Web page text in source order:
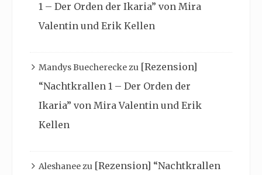
1 – Der Orden der Ikaria” von Mira
Valentin und Erik Kellen
Mandys Buechereckezu [Rezension]
“Nachtkrallen 1 – Der Orden der
Ikaria” von Mira Valentin und Erik
Kellen
Aleshaneezu [Rezension] “Nachtkrallen